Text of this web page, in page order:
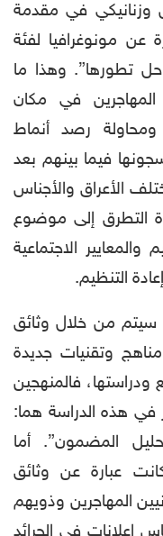
وزنانیكي في مقدمة
عن مونوغرافيا لفئة
تطورها”. وهذا ما
في مكان
رصد أنماط
فيما بينهم بعد
الأعراق والأجناس
التطرق إلى موضوع
والمعايير الاجتماعية
التنظيم.
سيتم من خلال وثائق
وتقنيات جديدة
ودراستها، فالمنهجين
في هذه الدراسة هما:
المضمون”. أما
عبارة عن وثائق
المهاجرين وذويهم